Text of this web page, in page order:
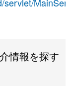
servlet/
情報を探す